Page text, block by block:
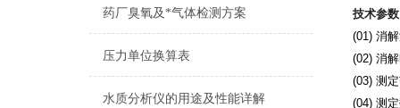
药厂臭氧及*气体检测方案
压力单位换算表
水质分析仪的用途及性能详解
技术参数
(01) 消
(02) 消
(03) 测
(04) 测